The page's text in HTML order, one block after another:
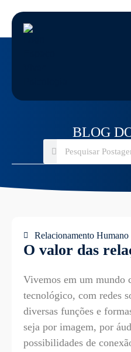
BLOG
Relacionamento Humano
O valor das
Vivemos em um mundo
tecnológico, com redes
diversas funções e
seja por imagem, por
possibilidades de